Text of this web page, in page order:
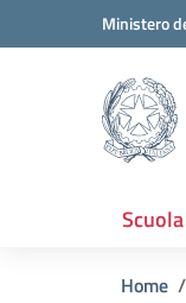
Vai ai contenuti
Vai al menu diMinistero
Scuola
Home